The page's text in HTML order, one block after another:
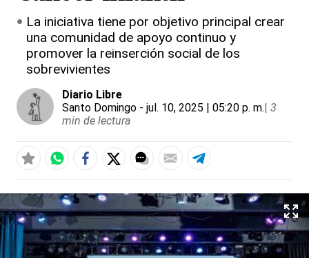
La iniciativa tiene por objetivo principal crear
una comunidad de apoyo continuo y
promover la reinserción social de los
sobrevivientes
Diario Libre
Santo Domingo - jul. 10, 2025 | 05:20 p. m.| 3
min de lectura